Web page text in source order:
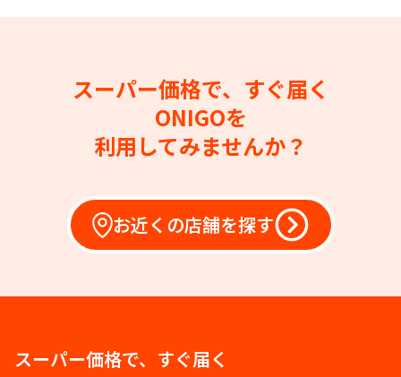
スーパー価格で、すぐ届く
ONIGOを
利用してみませんか？
お近くの店舗を探す
スーパー価格で、すぐ届く